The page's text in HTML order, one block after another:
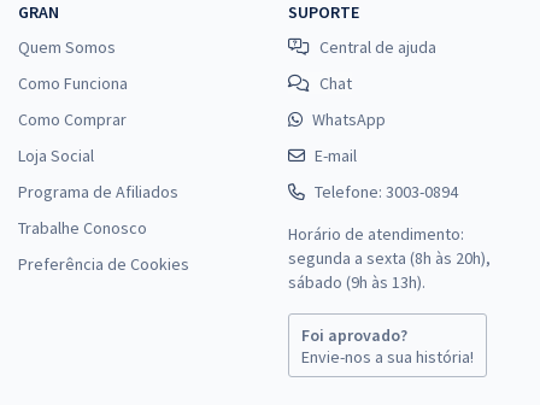
GRAN
Quem Somos
Como Funciona
Como Comprar
Loja Social
Programa de Afiliados
Trabalhe Conosco
Preferência de Cookies
SUPORTE
Central de ajuda
Chat
WhatsApp
E-mail
Telefone: 3003-0894
Horário de atendimento:
segunda a sexta (8h às 20h),
sábado (9h às 13h).
Foi aprovado?
Envie-nos a sua história!